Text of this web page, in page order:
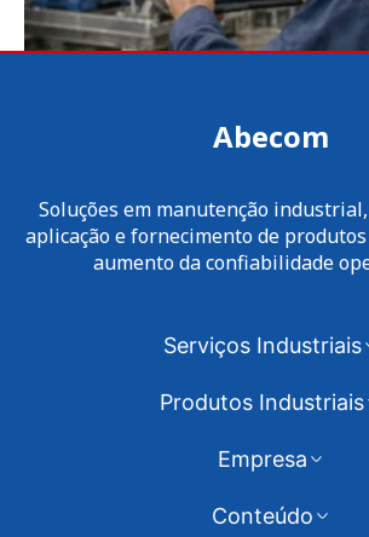
Abecom
Soluções em manutenção
aplicação e fornecimento de
aumento da confiabilidade
Serviços Industriais
Produtos Industriais
Empresa
Conteúdo